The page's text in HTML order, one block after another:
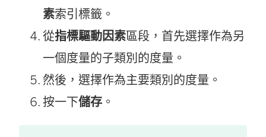
素索引標籤。
從指標驅動因素區段，首先選擇作為另
一個度量的子類別的度量。
然後，選擇作為主要類別的度量。
按一下儲存 。